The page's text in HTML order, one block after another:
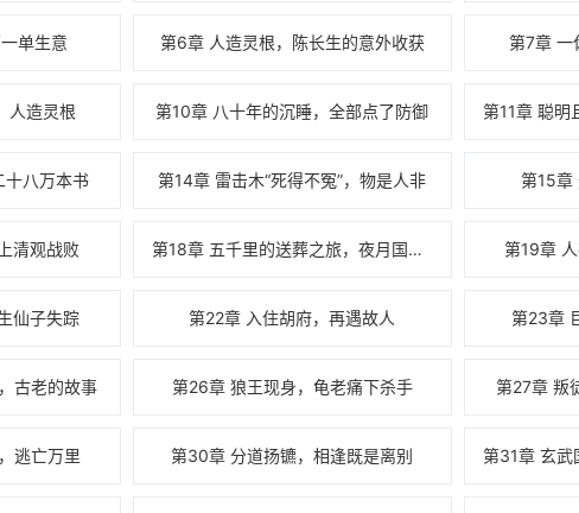
单生意 第6章 人造灵根，陈长生的意外收获 第7章 一
人造灵根 第10章 八十年的沉睡，全部点了防御
十八万本书 第14章 雷击木“死得不冤”，物是人非 第15章
清观战败 第18章 五千里的送葬之旅，夜月国的公主 第19章
仙子失踪 第22章 入住胡府，再遇故人 第23章
古老的故事 第26章 狼王现身，龟老痛下杀手 第27章 叛
逃亡万里 第30章 分道扬镳，相逢既是离别